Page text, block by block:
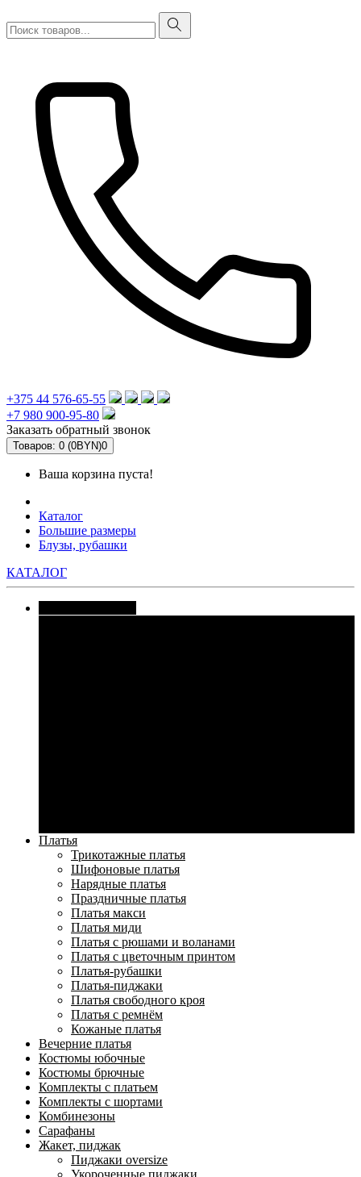
+375 44 576-65-55
+7 980 900-95-80
Заказать обратный звонок
Товаров: 0 (0BYN)0
Ваша корзина пуста!
Каталог
Большие размеры
Блузы, рубашки
КАТАЛОГ
Платья
Трикотажные платья
Шифоновые платья
Нарядные платья
Праздничные платья
Платья макси
Платья миди
Платья с рюшами и воланами
Платья с цветочным принтом
Платья-рубашки
Платья-пиджаки
Платья свободного кроя
Платья с ремнём
Кожаные платья
Вечерние платья
Костюмы юбочные
Костюмы брючные
Комплекты с платьем
Комплекты с шортами
Комбинезоны
Сарафаны
Жакет, пиджак
Пиджаки oversize